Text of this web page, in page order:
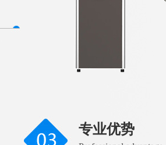
专业优势